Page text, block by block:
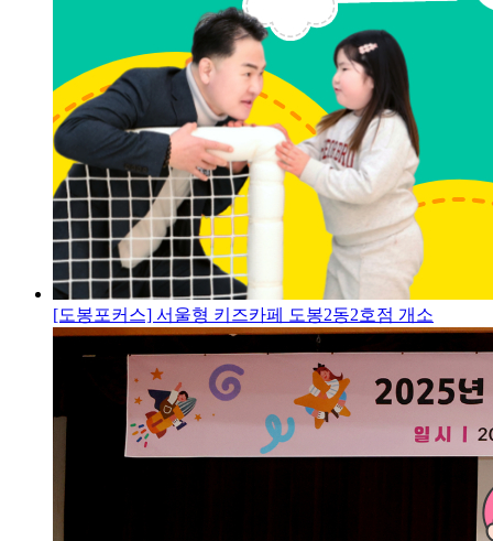
[도봉포커스] 서울형 키즈카페 도봉2동2호점 개소